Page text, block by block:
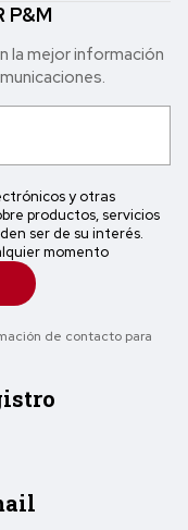
P&M
mejor in formación
y otras
productos, servicios
ser de su interés.
momento
de contacto para